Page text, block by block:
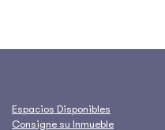
Espacios Disponibles
Consigne su Inmueble